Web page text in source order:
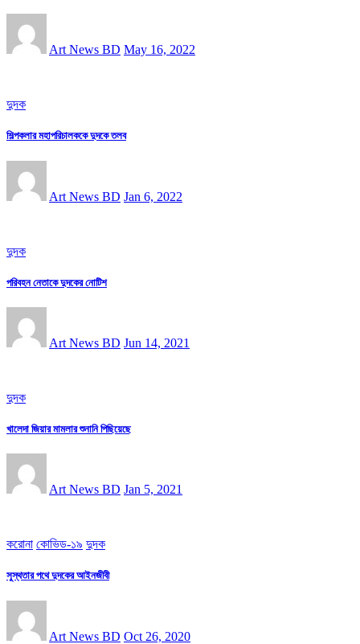
Art News BD May 16, 2022
দুদক
শিল্পকলার মহাপরিচালককে দুদকে তলব
Art News BD Jan 6, 2022
দুদক
পরিবহন নেতাকে দুদকের নোটিশ
Art News BD Jun 14, 2021
দুদক
খালেদা জিয়ার মামলার শুনানি পিছিয়েছে
Art News BD Jan 5, 2021
করোনা কোভিড-১৯ দুদক
সুস্থতার পথে দুদকের আইনজীবী
Art News BD Oct 26, 2020